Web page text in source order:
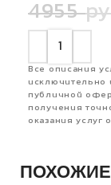
4955
Все описания
исключительно
публичной
получения
оказания
ПОХОЖИЕ